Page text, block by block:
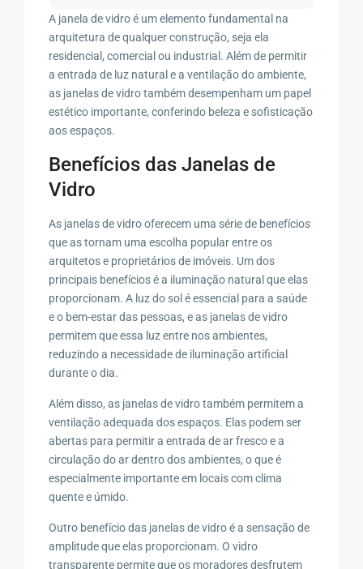
A janela de vidro é um elemento fundamental na
arquitetura de qualquer construção, seja ela
residencial, comercial ou industrial. Além de permitir
a entrada de luz natural e a ventilação do ambiente,
as janelas de vidro também desempenham um papel
estético importante, conferindo beleza e sofisticação
aos espaços.
Benefícios das Janelas de
Vidro
As janelas de vidro oferecem uma série de benefícios
que as tornam uma escolha popular entre os
arquitetos e proprietários de imóveis. Um dos
principais benefícios é a iluminação natural que elas
proporcionam. A luz do sol é essencial para a saúde
e o bem-estar das pessoas, e as janelas de vidro
permitem que essa luz entre nos ambientes,
reduzindo a necessidade de iluminação artificial
durante o dia.
Além disso, as janelas de vidro também permitem a
ventilação adequada dos espaços. Elas podem ser
abertas para permitir a entrada de ar fresco e a
circulação do ar dentro dos ambientes, o que é
especialmente importante em locais com clima
quente e úmido.
Outro benefício das janelas de vidro é a sensação de
amplitude que elas proporcionam. O vidro
transparente permite que os moradores desfrutem